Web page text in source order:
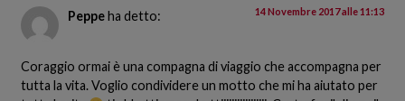
Peppe ha detto: 14 Novembre 2017 alle 11:13
Coraggio ormai è una compagna di viaggio che accompagna per
tutta la vita. Voglio condividere un motto che mi ha aiutato per